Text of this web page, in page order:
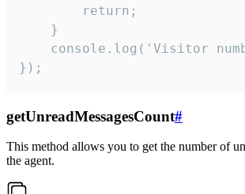
        return;
    }
console.log('Visitor
});
getUnreadMessagesCount#
This method allows you to get the number of
the agent.